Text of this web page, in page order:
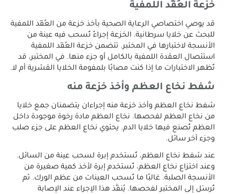
خزعة العُقَد اللمفية
قد يوصي اختصاصي الرعاية الصحية بأخذ خزعة من العُقَد اللمفية
للبحث عن خلايا سرطانية. الخزعة إجراءٌ تُسحب فيه عينة من
الأنسجة لاختبارها في المختبر. تتضمن خزعة العُقَد اللمفية
استئصال العقدة اللمفية بالكامل أو جزء منها. في المختبر، قد
تُظهر الاختبارات ما إذا كنت مصابًا بلمفومة الخلايا القشرية أم لا.
شفط نخاع العظم وأخذ خزعة منه
شفط نخاع العظم وأخذ خزعة منه إجراءان يتضمنان جمع خلايا
من نخاع العظم لفحصها. نخاع العظم مادة رخوة موجودة داخل
العظم تُصنع فيها خلايا الدم. يحتوي نخاع العظم على جزء صلب
وجزء آخر سائل.
عند شفط نخاع العظم، تُستخدم إبرة لسحب عينة من السائل.
وعند اختزاع نخاع العظم، تُستخدم إبرة لأخذ كمية صغيرة من
الأنسجة الصلبة. غالبًا ما تُسحب العينات من عظم الورك. ثم
تُرسَل إلى المختبر لفحصها. يُنفَّذ هذا الإجراء عند الإصابة